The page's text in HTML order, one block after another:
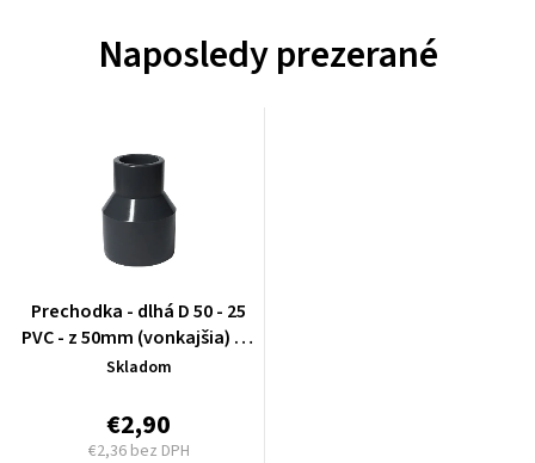
Naposledy prezerané
Prechodka - dlhá D 50 - 25
PVC - z 50mm (vonkajšia) na
25mm (vnútorná) -
Skladom
€2,90
€2,36 bez DPH